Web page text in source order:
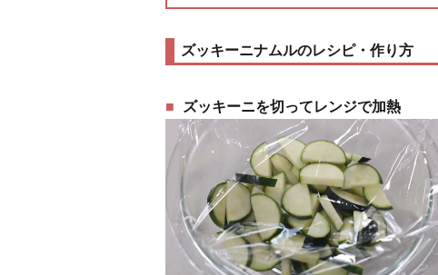
ズッキーニナムルのレシピ・作り方
ズッキーニを切ってレンジで加熱